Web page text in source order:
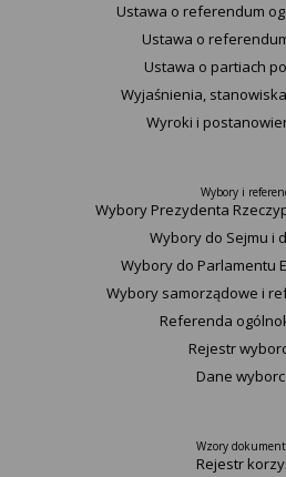
Ustawa o referendum
Ustawa o
Ustawa o partiach
Wyjaśnienia,
Wyroki i
Wybory i
Wybory Prezydenta
Wybory do Sejmu i
Wybory do Parlamentu
Wybory samorządowe i
Referenda
Rejestr
Dane
Wzory
Rejestr